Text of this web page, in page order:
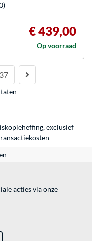
€ 439,00
Op voorraad
37
exclusief
acties via onze